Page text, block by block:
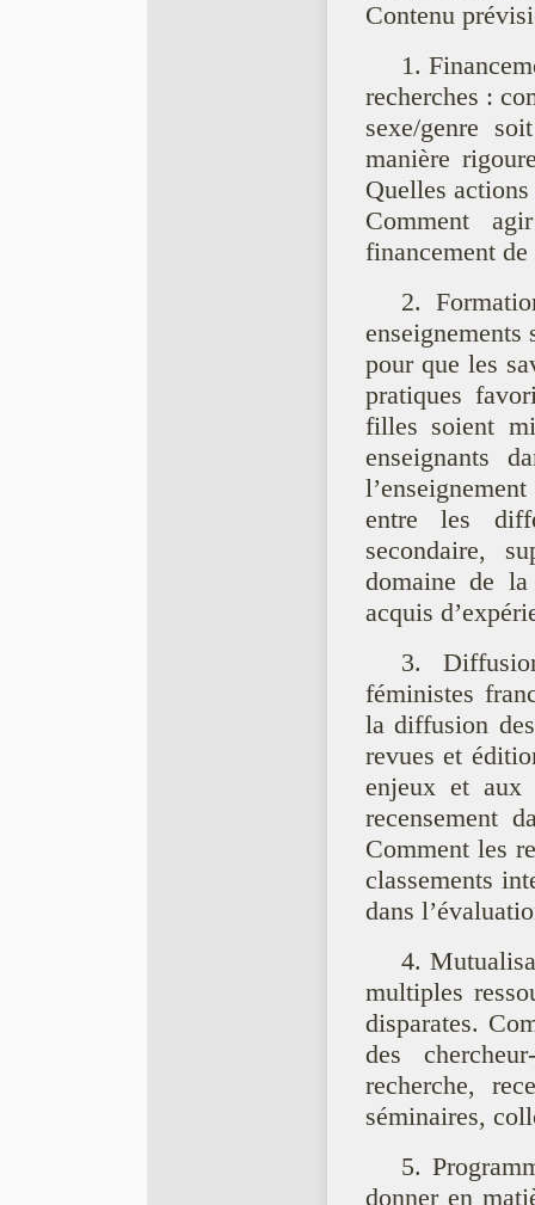
Contenu
1.
recherches :
sexe/genre
manière
Quelles
Comment
financement
2.
enseignements
pour que les
pratiques
filles soient
enseignants
entre les
secondaire,
domaine de
acquis
3.
féministes
la diffusion
revues et
enjeux et
recensement
Comment les
classements
dans
4.
multiples
disparates.
des
recherche,
séminaires,
5.
donner en